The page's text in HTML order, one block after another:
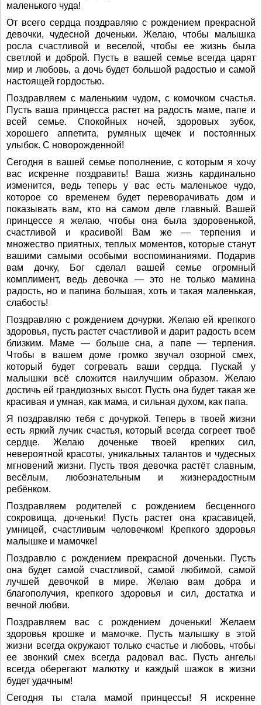
маленького чуда!
От всего сердца поздравляю с рождением прекрасной
девочки, чудесной доченьки. Желаю, чтобы малышка
росла счастливой и веселой, чтобы ее жизнь была
светлой и доброй. Пусть в вашей семье всегда царят
мир и любовь, а дочь будет большой радостью и самой
настоящей гордостью.
Поздравляем с маленьким чудом, с комочком счастья.
Пусть ваша принцесса растет на радость маме, папе и
всей семье. Спокойных ночей, здоровых зубок,
хорошего аппетита, румяных щечек и постоянных
улыбок. С новорожденной!
Сегодня в вашей семье пополнение, с которым я хочу
вас искренне поздравить! Ваша жизнь кардинально
изменится, ведь теперь у вас есть маленькое чудо,
которое со временем будет переворачивать дом и
показывать вам, кто на самом деле главный. Вашей
принцессе я желаю, чтобы она была здоровенькой,
счастливой и красивой! Вам же — терпения и
множество приятных, теплых моментов, которые станут
вашими самыми особыми воспоминаниями. Подарив
вам дочку, Бог сделал вашей семье огромный
комплимент, ведь девочка — это не только мамина
радость, но и папина большая, хоть и такая маленькая,
слабость!
Поздравляю с рождением дочурки. Желаю ей крепкого
здоровья, пусть растет счастливой и дарит радость всем
близким. Маме — больше сна, а папе — терпения.
Чтобы в вашем доме громко звучал озорной смех,
который будет согревать ваши сердца. Пускай у
малышки всё сложится наилучшим образом. Желаю
достичь ей грандиозных высот. Пусть она будет такая же
красивая и умная, как мама, и сильная духом, как папа.
Я поздравляю тебя с дочуркой. Теперь в твоей жизни
есть яркий лучик счастья, который всегда согреет твоё
сердце. Желаю доченьке твоей крепких сил,
невероятной красоты, уникальных талантов и чудесных
мгновений жизни. Пусть твоя девочка растёт славным,
весёлым, любознательным и жизнерадостным
ребёнком.
Поздравляем родителей с рождением бесценного
сокровища, доченьки! Пусть растет она красавицей,
умницей, счастливым человечком! Крепкого здоровья
малышке и мамочке!
Поздравлю с рождением прекрасной доченьки. Пусть
она будет самой счастливой, самой любимой, самой
лучшей девочкой в мире. Желаю вам добра и
благополучия, крепкого здоровья и сил, достатка и
вечной любви.
Поздравляем вас с рождением доченьки! Желаем
здоровья крошке и мамочке. Пусть малышку в этой
жизни всегда окружают только счастье и любовь, чтобы
ее звонкий смех всегда радовал вас. Пусть ангелы
всегда оберегают малютку и каждый шажок в жизни
будет удачным!
Сегодня ты стала мамой принцессы! Я искренне